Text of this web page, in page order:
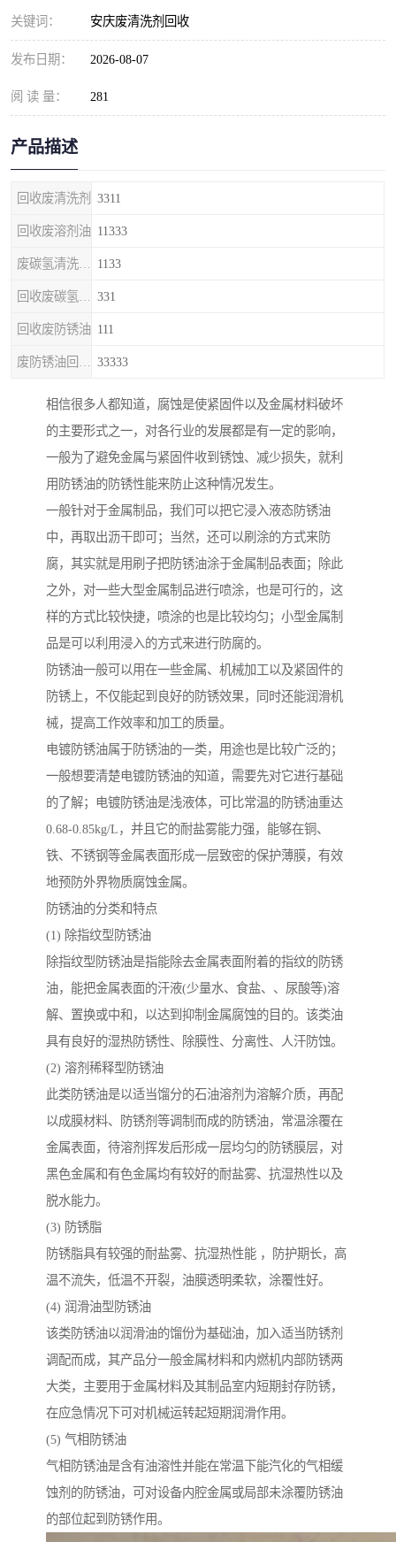
关键词： 安庆废清洗剂回收
发布日期： 2026-08-07
阅 读 量： 281
产品描述
回收废清洗剂 3311
回收废溶剂油 11333
1133
331
回收废防锈油 111
33333
相信很多人都知道，腐蚀是使紧固件以及金属材料破坏
的主要形式之一，对各行业的发展都是有一定的影响，
一般为了避免金属与紧固件收到锈蚀、减少损失，就利
用防锈油的防锈性能来防止这种情况发生。
一般针对于金属制品，我们可以把它浸入液态防锈油
中，再取出沥干即可；当然，还可以刷涂的方式来防
腐，其实就是用刷子把防锈油涂于金属制品表面；除此
之外，对一些大型金属制品进行喷涂，也是可行的，这
样的方式比较快捷，喷涂的也是比较均匀；小型金属制
品是可以利用浸入的方式来进行防腐的。
防锈油一般可以用在一些金属、机械加工以及紧固件的
防锈上，不仅能起到良好的防锈效果，同时还能润滑机
械，提高工作效率和加工的质量。
电镀防锈油属于防锈油的一类，用途也是比较广泛的；
一般想要清楚电镀防锈油的知道，需要先对它进行基础
的了解；电镀防锈油是浅液体，可比常温的防锈油重达
0.68-0.85kg/L，并且它的耐盐雾能力强，能够在铜、
铁、不锈钢等金属表面形成一层致密的保护薄膜，有效
地预防外界物质腐蚀金属。
防锈油的分类和特点
(1) 除指纹型防锈油
除指纹型防锈油是指能除去金属表面附着的指纹的防锈
油，能把金属表面的汗液(少量水、食盐、、尿酸等)溶
解、置换或中和，以达到抑制金属腐蚀的目的。该类油
具有良好的湿热防锈性、除膜性、分离性、人汗防蚀。
(2) 溶剂稀释型防锈油
此类防锈油是以适当馏分的石油溶剂为溶解介质，再配
以成膜材料、防锈剂等调制而成的防锈油，常温涂覆在
金属表面，待溶剂挥发后形成一层均匀的防锈膜层，对
黑色金属和有色金属均有较好的耐盐雾、抗湿热性以及
脱水能力。
(3) 防锈脂
防锈脂具有较强的耐盐雾、抗湿热性能 ，防护期长，高
温不流失，低温不开裂，油膜透明柔软，涂覆性好。
(4) 润滑油型防锈油
该类防锈油以润滑油的馏份为基础油，加入适当防锈剂
调配而成，其产品分一般金属材料和内燃机内部防锈两
大类，主要用于金属材料及其制品室内短期封存防锈，
在应急情况下可对机械运转起短期润滑作用。
(5) 气相防锈油
气相防锈油是含有油溶性并能在常温下能汽化的气相缓
蚀剂的防锈油，可对设备内腔金属或局部未涂覆防锈油
的部位起到防锈作用。